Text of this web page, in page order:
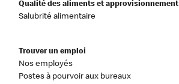
Qualité des aliments et approvisionnement
Salubrité alimentaire
Trouver un emploi
Nos employés
Postes à pourvoir aux bureaux